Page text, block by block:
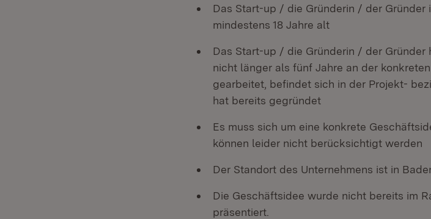
Das Start-up / die Gründerin / der Gründer
mindestens 18 Jahre alt
Das Start-up / die Gründerin / der
nicht länger als fünf Jahre an der
gearbeitet, befindet sich in der Projekt-
hat bereits gegründet
Es muss sich um eine konkrete
können leider nicht berücksichtigt werden
Der Standort des Unternehmens ist in
Die Geschäftsidee wurde nicht bereits im
präsentiert.